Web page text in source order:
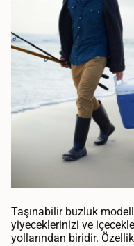
Taşınabilir buzluk
yiyeceklerinizi ve
yollarından biridir.